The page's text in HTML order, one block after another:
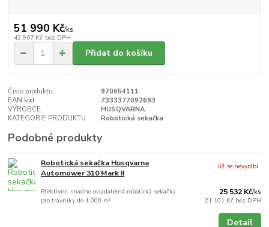
51 990 Kč/ks
42 967 Kč bez DPH
Přidat do košíku
Číslo produktu:
970654111
EAN kód:
7333377092693
VÝROBCE:
HUSQVARNA
KATEGORIE PRODUKTU:
Robotická sekačka
Podobné produkty
Robotická sekačka Husqvarna
Automower 310 Mark II
Efektivní, snadno ovladatelná robotická sekačka
pro trávníky do 1 000 m²
25 532 Kč/ks
21 101 Kč bez DPH
Již se nevyrábí
Detail